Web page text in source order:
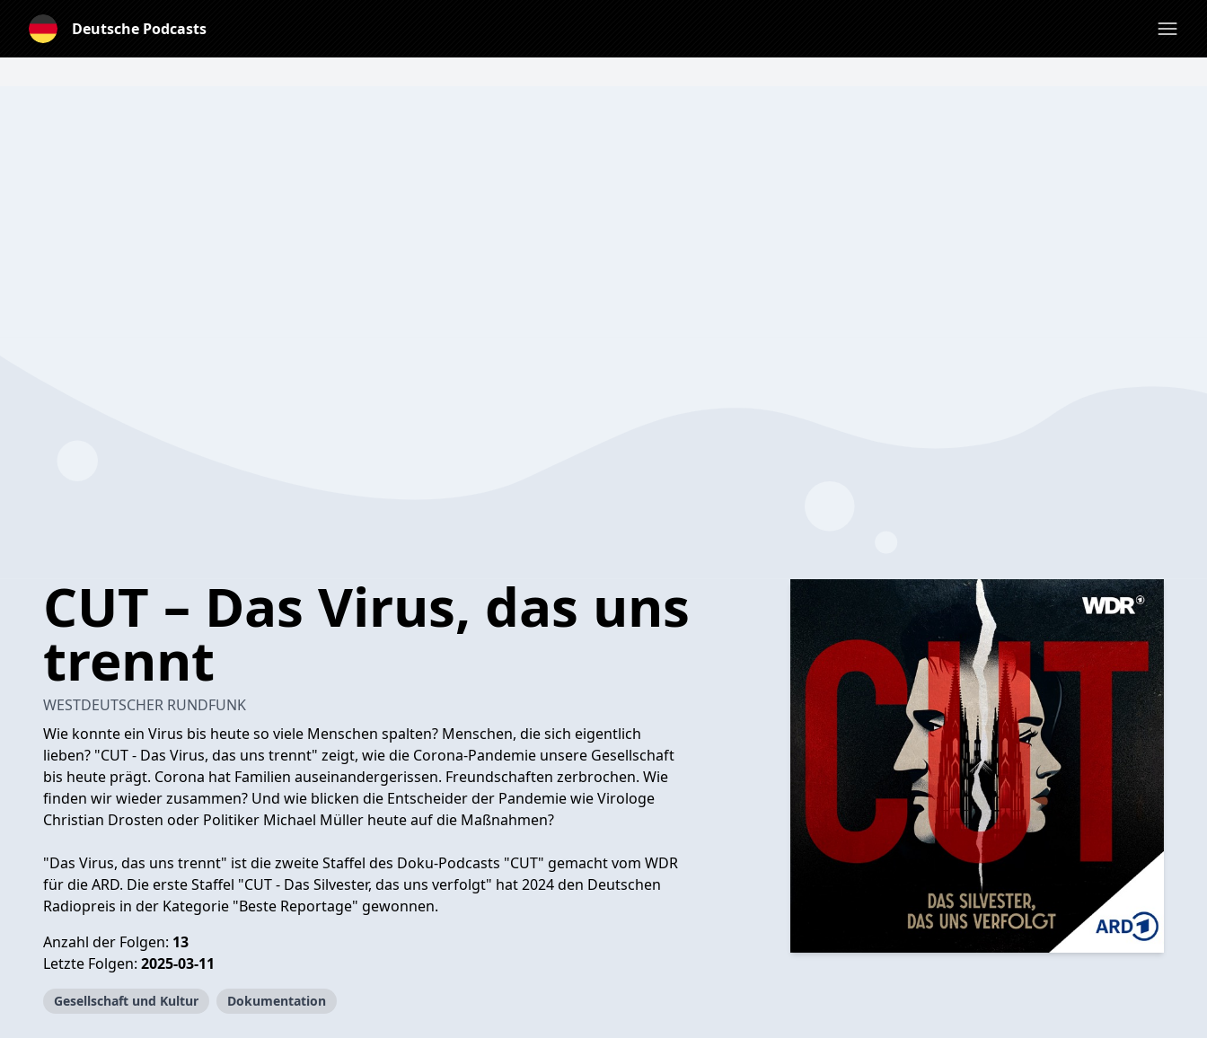
Deutsche Podcasts
CUT – Das Virus, das uns
trennt
WESTDEUTSCHER RUNDFUNK
Wie konnte ein Virus bis heute so viele Menschen spalten? Menschen, die sich eigentlich
lieben? "CUT - Das Virus, das uns trennt" zeigt, wie die Corona-Pandemie unsere Gesellschaft
bis heute prägt. Corona hat Familien auseinandergerissen. Freundschaften zerbrochen. Wie
finden wir wieder zusammen? Und wie blicken die Entscheider der Pandemie wie Virologe
Christian Drosten oder Politiker Michael Müller heute auf die Maßnahmen?
"Das Virus, das uns trennt" ist die zweite Staffel des Doku-Podcasts "CUT" gemacht vom WDR
für die ARD. Die erste Staffel "CUT - Das Silvester, das uns verfolgt" hat 2024 den Deutschen
Radiopreis in der Kategorie "Beste Reportage" gewonnen.
Anzahl der Folgen: 13
Letzte Folgen: 2025-03-11
Gesellschaft und Kultur Dokumentation